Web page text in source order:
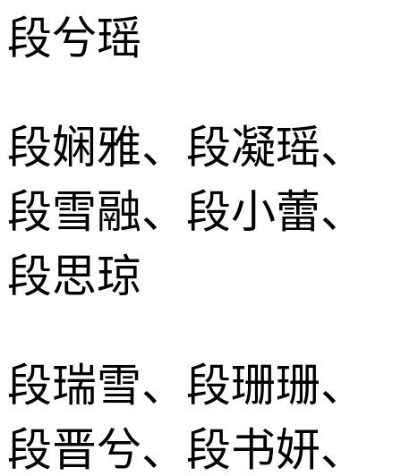
段兮瑶
段娴雅、段凝瑶、
段雪融、段小蕾、
段思琼
段瑞雪、段珊珊、
段晋兮、段书妍、